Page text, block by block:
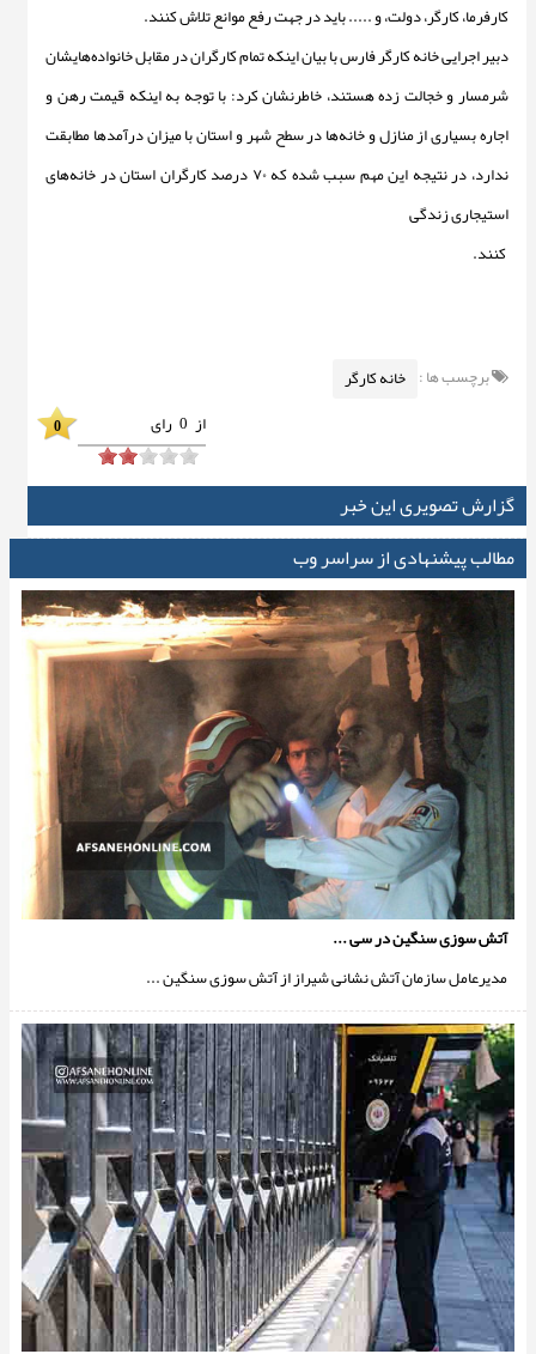
کارفرما، کارگر، دولت، و ..... باید در جهت رفع موانع تلاش کنند.
دبیر اجرایی خانه کارگر فارس با بیان اینکه تمام کارگران در مقابل خانواده‌هایشان
شرمسار و خجالت زده هستند، خاطرنشان کرد: با توجه به اینکه قیمت رهن و
اجاره بسیاری از منازل و خانه‌‌ها در سطح شهر و استان با میزان درآمدها مطابقت
ندارد، در نتیجه این مهم سبب شده که ۷۰ درصد کارگران استان در خانه‌‌های
استیجاری زندگی
کنند.
برچسب ها : خانه کارگر
از 0 رای 0
گزارش تصویری این خبر
مطالب پیشنهادی از سراسر وب
آتش سوزی سنگین در سی ...
مدیرعامل سازمان آتش نشانی شیراز از آتش سوزی سنگین ...